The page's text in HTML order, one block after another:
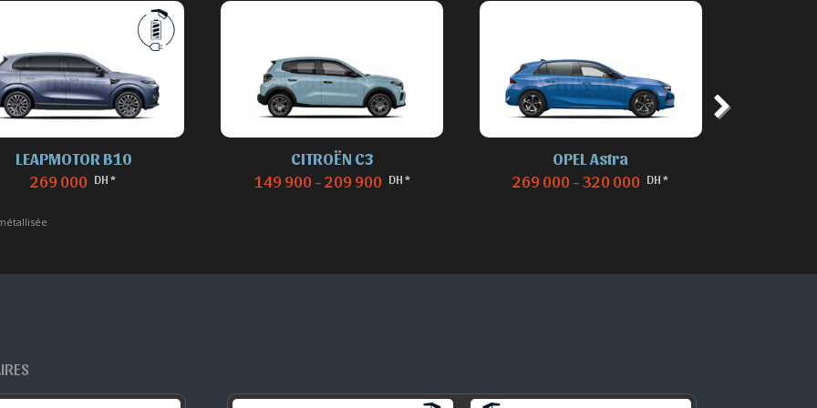
LEAPMOTOR B10
269 000 DH *
CITROËN C3
149 900 - 209 900 DH *
OPEL Astra
269 000 - 320 000 DH *